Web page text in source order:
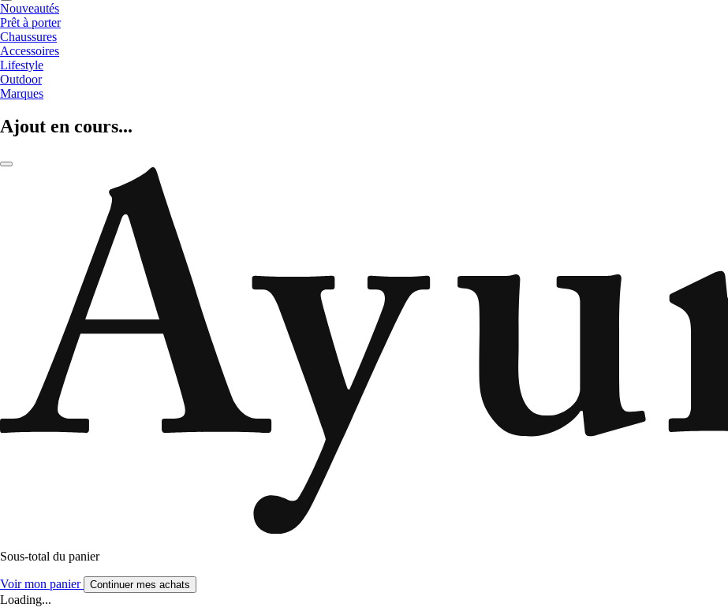
Nouveautés
Prêt à porter
Chaussures
Accessoires
Lifestyle
Outdoor
Marques
Ajout en cours...
Sous-total du panier
Voir mon panier Continuer mes achats
Loading...